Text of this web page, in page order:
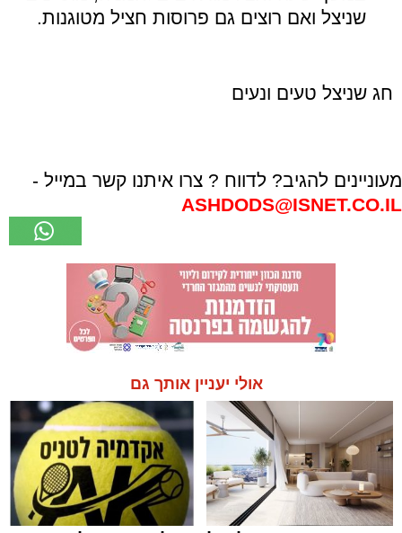
שניצל ואם רוצים גם פרוסות חציל מטוגנות.
חג שניצל טעים ונעים
מעוניינים להגיב? לדווח ? צרו איתנו קשר במייל -
ASHDODS@ISNET.CO.IL
אולי יעניין אותך גם